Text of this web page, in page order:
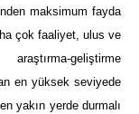
maksimum fayda
çok faaliyet, ulus ve
geliştirme
en yüksek seviyede
yakın yerde durmalı